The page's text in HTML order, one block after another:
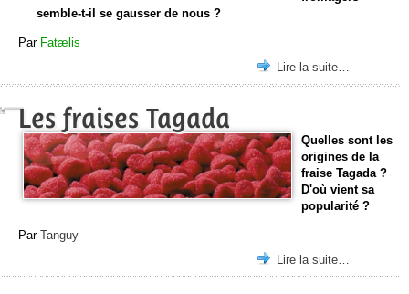
semble-t-il se gausser de nous ?
Par Fatælis
Lire la suite…
Les fraises Tagada
Quelles sont les
origines de la
fraise Tagada ?
D'où vient sa
popularité ?
Par Tanguy
Lire la suite…